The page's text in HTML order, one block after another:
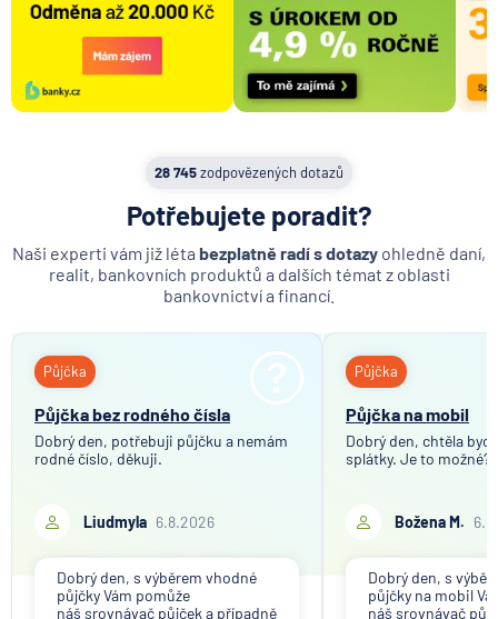
KB Penzijní společnost
Komerční banka
Komerční pojišťovna
Kooperativa pojišťovna
MetLife Europe d.a.c.
Modrá pyramida stavební spořitelna
MONETA Money Bank
Moneta Stavební spořitelna
NN Penzijní společnost
NN Životná poisťovňa
Oberbank AG
PPF banka
Raiffeisenbank
Sparkasse Oberlausitz
Stavební spořitelna České spořitelny
SV pojišťovna
28 745zodpovězených dotazů
Potřebujete poradit?
Naši experti vám již léta bezplatně radí s dotazy ohledně daní,
realit, bankovních produktů a dalších témat z oblasti
bankovnictví a financí.
Půjčka
Půjčka bez rodného čísla
Dobrý den, potřebuji půjčku a nemám
rodné číslo, děkuji.
Liudmyla 6.8.2026
Dobrý den, s výběrem vhodné
půjčky Vám pomůže
náš srovnávač půjček a případně
Půjčka
Půjčka na mobil
Dobrý den, chtěla
splátky. Je to možné?
Božena M.
Dobrý den, s
půjčky na mobil
náš srovnávač